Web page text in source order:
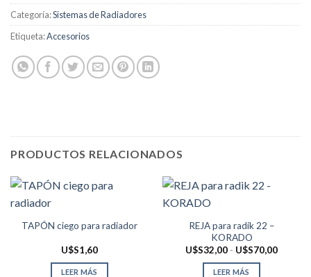
Categoría:Sistemas de Radiadores
Etiqueta:Accesorios
PRODUCTOS RELACIONADOS
TAPÓN ciego para radiador
U$S1,60
LEER MÁS
REJA para radik 22 –
KORADO
U$S32,00 - U$S70,00Rango
LEER MÁS